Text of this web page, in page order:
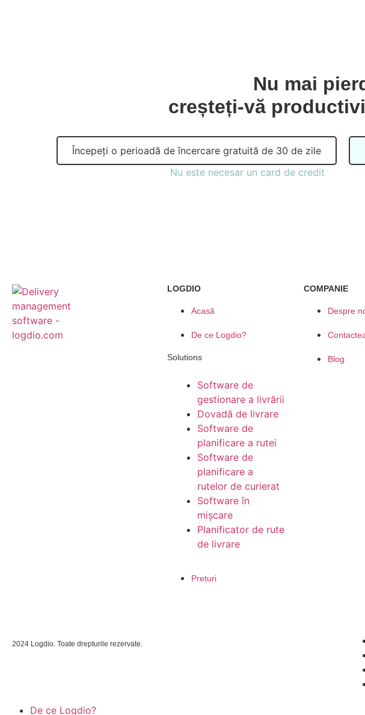
Nu mai
creșteți-vă
Începeți o perioadă de încercare gratuită de 30 de zile
Nu este necesar un card de credit
LOGDIO
Acasă
De ce Logdio?
Solutions
Software de
gestionare a livrării
Dovadă de livrare
Software de
planificare a rutei
Software de
planificare a
rutelor de curierat
Software în
mișcare
Planificator de rute
de livrare
Prețuri
COMPANIE
Despre
Blog
2024 Logdio. Toate drepturile rezervate.
De ce Logdio?